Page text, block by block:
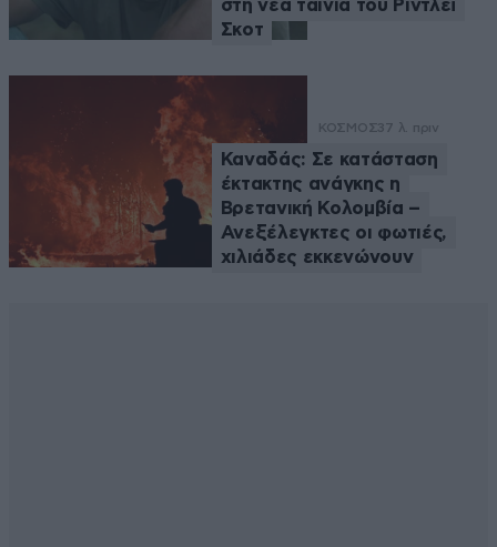
στη νέα ταινία του Ρίντλεϊ
Σκοτ
ΚΟΣΜΟΣ37 λ. πριν
Καναδάς: Σε κατάσταση
έκτακτης ανάγκης η
Βρετανική Κολομβία –
Ανεξέλεγκτες οι φωτιές,
χιλιάδες εκκενώνουν